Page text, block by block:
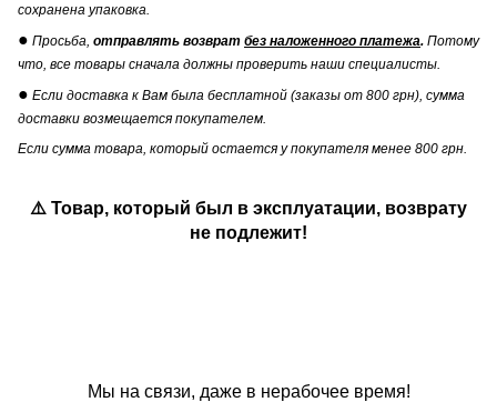
сохранена упаковка.
● Просьба, отправлять возврат без наложенного платежа. Потому
что, все товары сначала должны проверить наши специалисты.
● Если доставка к Вам была бесплатной (заказы от 800 грн), сумма
доставки возмещается покупателем.
Если сумма товара, который остается у покупателя менее 800 грн.
⚠️ Товар, который был в эксплуатации, возврату
не подлежит!
Мы на связи, даже в нерабочее время!